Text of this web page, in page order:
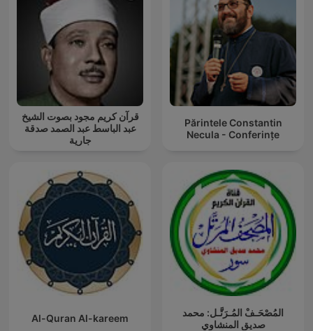
قرآن كريم مجود بصوت الشيخ
عبد الباسط عبد الصمد صدقة
جارية
Părintele Constantin
Necula - Conferințe
Al-Quran Al-kareem
المُصْحَـفْ المُـرَتَّـل: محمد
صديق المنشاوي